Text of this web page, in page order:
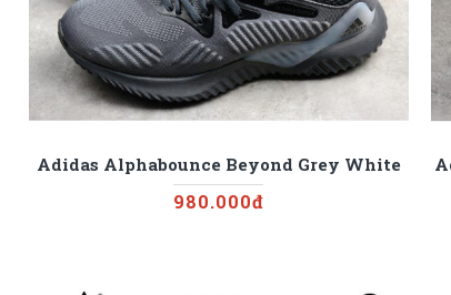
Adidas Alphabounce Beyond Grey White
980.000đ